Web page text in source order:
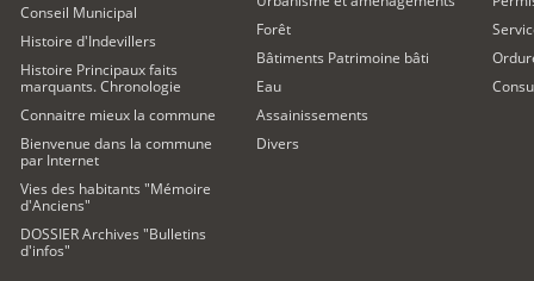
Conseil Municipal
Histoire d'Indevillers
Histoire Principaux faits
marquants. Chronologie
Connaitre mieux la commune
Bienvenue dans la commune
par Internet
Vies des habitants "Mémoire
d'Anciens"
DOSSIER Archives "Bulletins
d'infos"
Forêt
Bâtiments Patrimoine bâti
Eau
Assainissements
Divers